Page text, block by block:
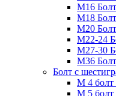
М16
М18
М20
М22-24
М27-30
М36
Болт с
М 4 болт
М 5 болт